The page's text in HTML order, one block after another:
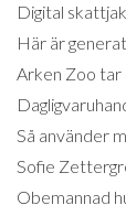
Digital
Här är
Arken Zoo tar
Så använder
Sofie
Obemannad